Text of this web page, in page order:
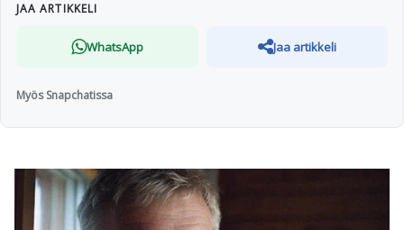
JAA ARTIKKELI
WhatsApp Jaa artikkeli
Myös Snapchatissa